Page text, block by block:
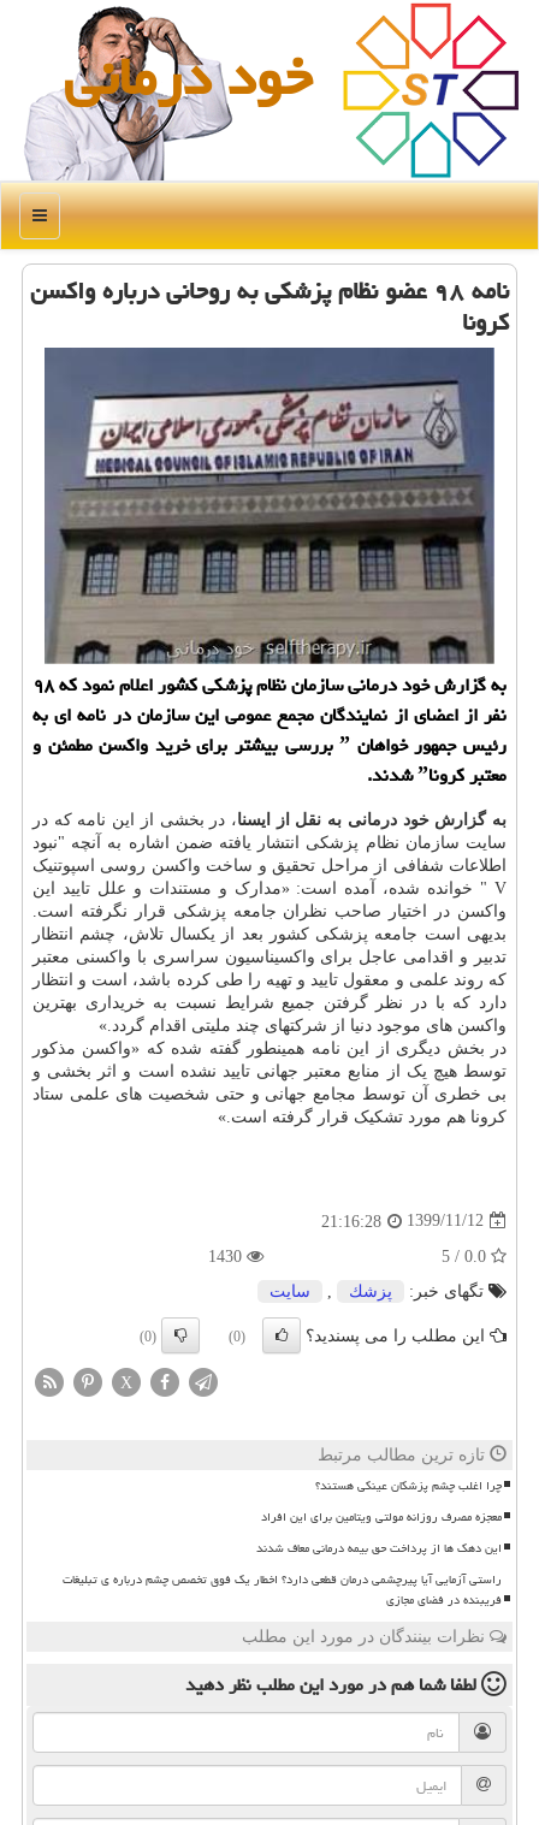
خود درمانی
منو
نامه ۹۸ عضو نظام پزشكی به روحانی درباره واكسن
كرونا
به گزارش خود درمانی سازمان نظام پزشکی کشور اعلام نمود که ۹۸
نفر از اعضای از نمایندگان مجمع عمومی این سازمان در نامه ای به
رئیس جمهور خواهان ˮ بررسی بیشتر برای خرید واکسن مطمئن و
معتبر کروناˮ شدند.
به گزارش خود درمانی به نقل از ایسنا، در بخشی از این نامه که در
سایت سازمان نظام پزشکی انتشار یافته ضمن اشاره به آنچه "نبود
اطلاعات شفافی از مراحل تحقیق و ساخت واکسن روسی اسپوتنیک
V " خوانده شده، آمده است: «مدارک و مستندات و علل تایید این
واکسن در اختیار صاحب نظران جامعه پزشکی قرار نگرفته است.
بدیهی است جامعه پزشکی کشور بعد از یکسال تلاش، چشم انتظار
تدبیر و اقدامی عاجل برای واکسیناسیون سراسری با واکسنی معتبر
که روند علمی و معقول تایید و تهیه را طی کرده باشد، است و انتظار
دارد که با در نظر گرفتن جمیع شرایط نسبت به خریداری بهترین
واکسن های موجود دنیا از شرکتهای چند ملیتی اقدام گردد.»
در بخش دیگری از این نامه همینطور گفته شده که «واکسن مذکور
توسط هیچ یک از منابع معتبر جهانی تایید نشده است و اثر بخشی و
بی خطری آن توسط مجامع جهانی و حتی شخصیت های علمی ستاد
کرونا هم مورد تشکیک قرار گرفته است.»
1399/11/12
21:16:28
تگهای خبر:
پزشك , سایت
این مطلب را می پسندید؟ (0)
(0)
X
تازه ترین مطالب مرتبط
چرا اغلب چشم پزشکان عینکی هستند؟
معجزه مصرف روزانه مولتی ویتامین برای این افراد
این دهک ها از پرداخت حق بیمه درمانی معاف شدند
راستی آزمایی آیا پیرچشمی درمان قطعی دارد؟ اخطار یک فوق تخصص چشم درباره ی تبلیغات
فریبنده در فضای مجازی
نظرات بینندگان در مورد این مطلب
لطفا شما همدر مورد این مطلبنظر دهید